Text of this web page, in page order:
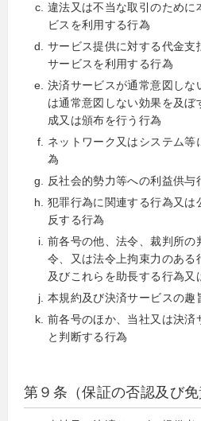
違法又は不当な取引のために
ビスを利用する行為
サービス提供に対する代金支
サービスを利用する行為
決済サービスが通常意図しな
は通常意図しない効果を及ぼ
成又は頒布を行う行為
ネットワーク又はシステム等
為
反社会的勢力等への利益供与
犯罪行為に関連する行為又は
反する行為
前各号の他、法令、裁判所の
令、又は法令上拘束力のある
及びこれらを助長する行為又
本規約及び決済サービスの趣
前各号のほか、当社又は決済
と判断する行為
第９条（保証の否認及び免